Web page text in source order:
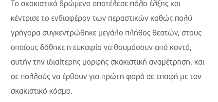
Το σκακιστικό δρώμενο αποτέλεσε πόλο έλξης και
κέντρισε το ενδιαφέρον των περαστικών καθώς πολύ
γρήγορα συγκεντρώθηκε μεγάλο πλήθος θεατών, στους
οποίους δόθηκε η ευκαιρία να θαυμάσουν από κοντά,
αυτήν την ιδιαίτερης μορφής σκακιστική αναμέτρηση, και
σε πολλούς να έρθουν για πρώτη φορά σε επαφή με τον
σκακιστικό κόσμο.